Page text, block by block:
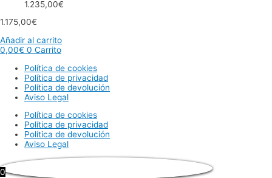
1.235,00€
1.175,00€
Añadir al carrito
0,00€ 0 Carrito
Política de cookies
Política de privacidad
Política de devolución
Aviso Legal
Política de cookies
Política de privacidad
Política de devolución
Aviso Legal
0